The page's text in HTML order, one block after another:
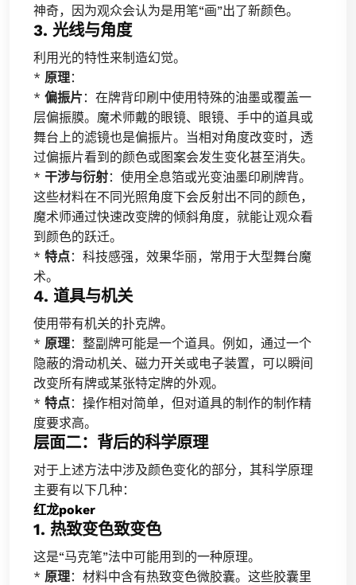
神奇，因为观众会认为是用笔“画”出了新颜色。
3. 光线与角度
利用光的特性来制造幻觉。
* 原理：
* 偏振片：在牌背印刷中使用特殊的油墨或覆盖一
层偏振膜。魔术师戴的眼镜、眼镜、手中的道具或
舞台上的滤镜也是偏振片。当相对角度改变时，透
过偏振片看到的颜色或图案会发生变化甚至消失。
* 干涉与衍射：使用全息箔或光变油墨印刷牌背。
这些材料在不同光照角度下会反射出不同的颜色，
魔术师通过快速改变牌的倾斜角度，就能让观众看
到颜色的跃迁。
* 特点：科技感强，效果华丽，常用于大型舞台魔
术。
4. 道具与机关
使用带有机关的扑克牌。
* 原理：整副牌可能是一个道具。例如，通过一个
隐蔽的滑动机关、磁力开关或电子装置，可以瞬间
改变所有牌或某张特定牌的外观。
* 特点：操作相对简单，但对道具的制作的制作精
度要求高。
层面二：背后的科学原理
对于上述方法中涉及颜色变化的部分，其科学原理
主要有以下几种：
红龙poker
1. 热致变色致变色
这是“马克笔”法中可能用到的一种原理。
* 原理：材料中含有热致变色微胶囊。这些胶囊里